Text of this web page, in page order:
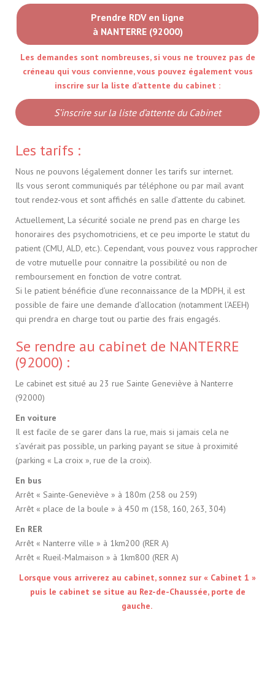
Prendre RDV en ligne
à NANTERRE (92000)
Les demandes sont nombreuses, si vous ne trouvez pas de
créneau qui vous convienne, vous pouvez également vous
inscrire sur la liste d’attente du cabinet :
S’inscrire sur la liste d’attente du Cabinet
Les tarifs :
Nous ne pouvons légalement donner les tarifs sur internet.
Ils vous seront communiqués par téléphone ou par mail avant
tout rendez-vous et sont affichés en salle d’attente du cabinet.
Actuellement, La sécurité sociale ne prend pas en charge les
honoraires des psychomotriciens, et ce peu importe le statut du
patient (CMU, ALD, etc.). Cependant, vous pouvez vous rapprocher
de votre mutuelle pour connaitre la possibilité ou non de
remboursement en fonction de votre contrat.
Si le patient bénéficie d’une reconnaissance de la MDPH, il est
possible de faire une demande d’allocation (notamment l’AEEH)
qui prendra en charge tout ou partie des frais engagés.
Se rendre au cabinet de NANTERRE
(92000) :
Le cabinet est situé au 23 rue Sainte Geneviève à Nanterre
(92000)
En voiture
Il est facile de se garer dans la rue, mais si jamais cela ne
s’avérait pas possible, un parking payant se situe à proximité
(parking « La croix », rue de la croix).
En bus
Arrêt « Sainte-Geneviève » à 180m (258 ou 259)
Arrêt « place de la boule » à 450 m (158, 160, 263, 304)
En RER
Arrêt « Nanterre ville » à 1km200 (RER A)
Arrêt « Rueil-Malmaison » à 1km800 (RER A)
Lorsque vous arriverez au cabinet, sonnez sur « Cabinet 1 »
puis le cabinet se situe au Rez-de-Chaussée, porte de
gauche.